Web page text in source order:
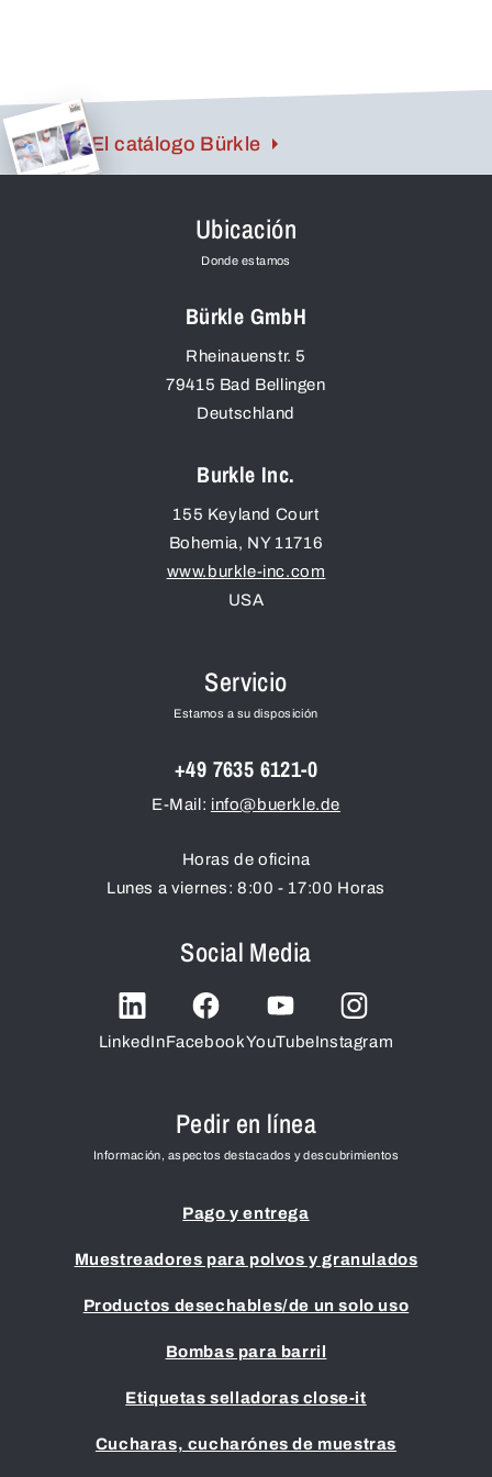
El catálogo Bürkle
Ubicación
Donde estamos
Bürkle GmbH
Rheinauenstr. 5
79415 Bad Bellingen
Deutschland
Burkle Inc.
155 Keyland Court
Bohemia, NY 11716
www.burkle-inc.com
USA
Servicio
Estamos a su disposición
+49 7635 6121-0
E-Mail: info@buerkle.de
Horas de oficina
Lunes a viernes: 8:00 - 17:00 Horas
Social Media
LinkedInFacebookYouTubeInstagram
Pedir en línea
Información, aspectos destacados y descubrimientos
Pago y entrega
Muestreadores para polvos y granulados
Productos desechables/de un solo uso
Bombas para barril
Etiquetas selladoras close-it
Cucharas, cucharónes de muestras